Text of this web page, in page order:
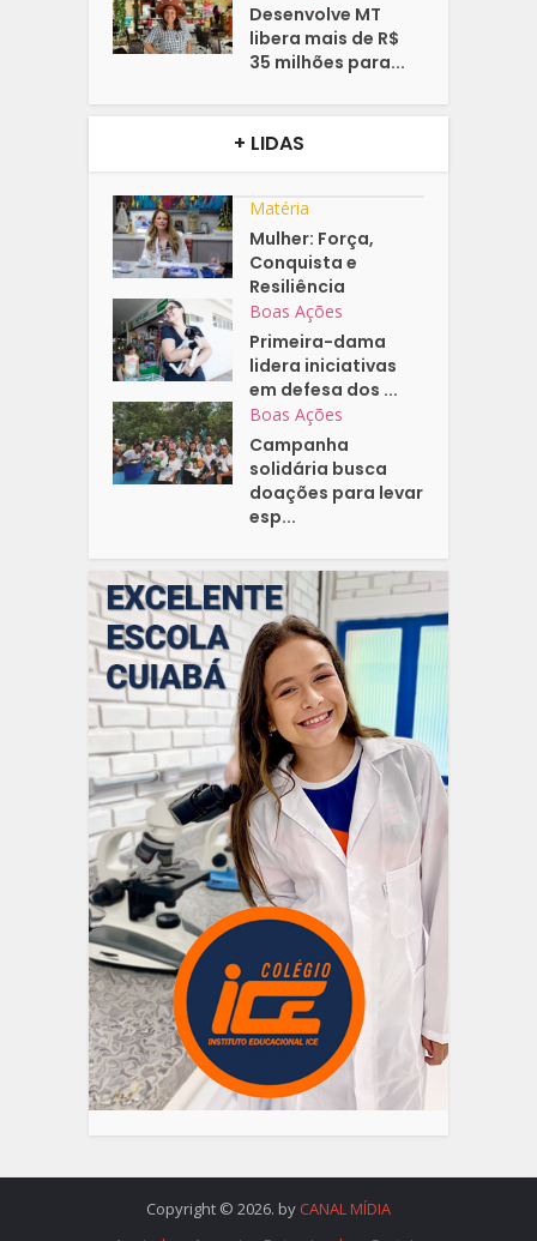
Desenvolve MT
libera mais de R$
35 milhões para...
+ LIDAS
Matéria
Mulher: Força,
Conquista e
Resiliência
Boas Ações
Primeira-dama
lidera iniciativas
em defesa dos ...
Boas Ações
Campanha
solidária busca
doações para levar
esp...
Copyright © 2026. by CANAL MÍDIA